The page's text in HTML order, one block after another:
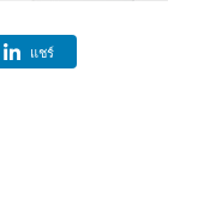
แชร์